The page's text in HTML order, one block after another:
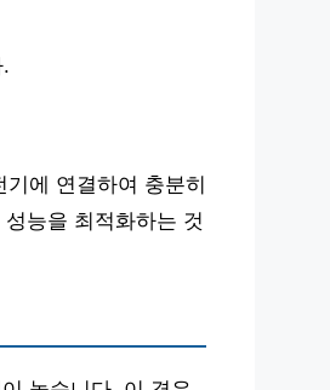
에 연결하여 충분히
능을 최적화하는 것